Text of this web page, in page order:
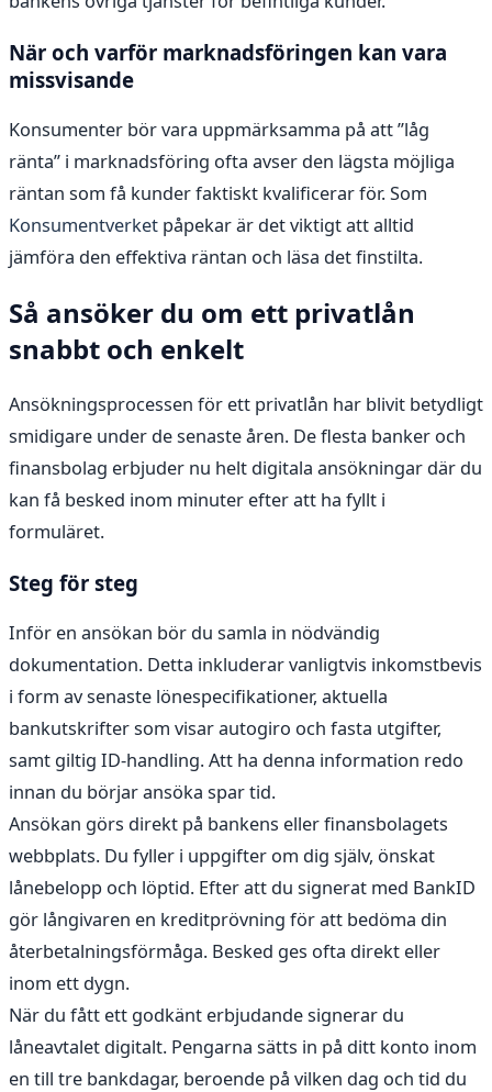
När och varför marknadsföringen kan vara
missvisande
Konsumenter bör vara uppmärksamma på att ”låg
ränta” i marknadsföring ofta avser den lägsta möjliga
räntan som få kunder faktiskt kvalificerar för. Som
Konsumentverket påpekar är det viktigt att alltid
jämföra den effektiva räntan och läsa det finstilta.
Så ansöker du om ett privatlån
snabbt och enkelt
Ansökningsprocessen för ett privatlån har blivit betydligt
smidigare under de senaste åren. De flesta banker och
finansbolag erbjuder nu helt digitala ansökningar där du
kan få besked inom minuter efter att ha fyllt i
formuläret.
Steg för steg
Inför en ansökan bör du samla in nödvändig
dokumentation. Detta inkluderar vanligtvis inkomstbevis
i form av senaste lönespecifikationer, aktuella
bankutskrifter som visar autogiro och fasta utgifter,
samt giltig ID-handling. Att ha denna information redo
innan du börjar ansöka spar tid.
Ansökan görs direkt på bankens eller finansbolagets
webbplats. Du fyller i uppgifter om dig själv, önskat
lånebelopp och löptid. Efter att du signerat med BankID
gör långivaren en kreditprövning för att bedöma din
återbetalningsförmåga. Besked ges ofta direkt eller
inom ett dygn.
När du fått ett godkänt erbjudande signerar du
låneavtalet digitalt. Pengarna sätts in på ditt konto inom
en till tre bankdagar, beroende på vilken dag och tid du